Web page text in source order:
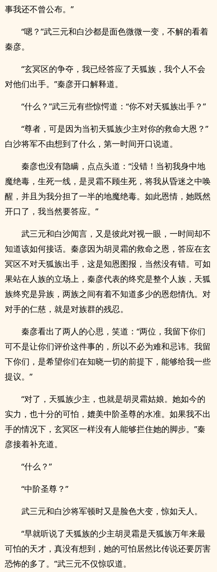
事我还不曾公布。”
“嗯？”武三元和白沙都是面色微微一变，不解的看着
秦彦。
“玄冥区的争夺，我已经答应了天狐族，我个人不会
对他们出手。”秦彦开口解释道。
“什么？”武三元有些惊愕道：“你不对天狐族出手？”
“尊者，可是因为当初天狐族少主对你的救命大恩？”
白沙将军不由想到了什么，第一时间开口说道。
秦彦也没有隐瞒，点点头道：“没错！当初我身中地
魔绝毒，生死一线，是灵霜不顾生死，将我从昏迷之中唤
醒，并且为我分担了一半的地魔绝毒。如此恩情，她既然
开口了，我当然要答应。”
武三元和白沙闻言，又是彼此对视一眼，一时间却不
知道该如何接话。秦彦因为胡灵霜的救命之恩，答应在玄
冥区不对天狐族出手，这是知恩图报，当然没有错。可如
果站在人族的立场上，秦彦代表的终究是整个人族，天狐
族终究是异族，两族之间有着不知道多少的恩怨情仇。对
对手的仁慈，就是对族群的残忍。
秦彦看出了两人的心思，笑道：“两位，我留下你们
可不是让你们评价这件事的，所以不必为难和忌讳。我留
下你们，是希望你们在知晓一切的前提下，能够给我一些
提议。”
“对了，天狐族少主，也就是胡灵霜姑娘。她如今的
实力，也十分的可怕，媲美中阶圣尊的水准。如果我不出
手的情况下，玄冥区一样没有人能够拦住她的脚步。”秦
彦接着补充道。
“什么？”
“中阶圣尊？”
武三元和白沙将军顿时又是脸色大变，惊如天人。
“早就听说了天狐族的少主胡灵霜是天狐族万年来最
可怕的天才，真没有想到，她的可怕居然比传说还要厉害
恐怖的多了。”武三元不仅惊叹道。